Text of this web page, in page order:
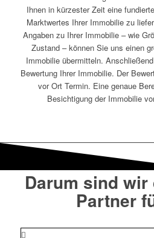
Ihnen in kürzester Zeit eine
Marktwertes Ihrer Immobilie zu
Angaben zu Ihrer Immobilie – wie
Zustand – können Sie uns einen
Immobilie übermitteln.
Bewertung Ihrer Immobilie. Der
vor Ort Termin. Eine genaue
Besichtigung der Immobilie
Darum sind
Partner